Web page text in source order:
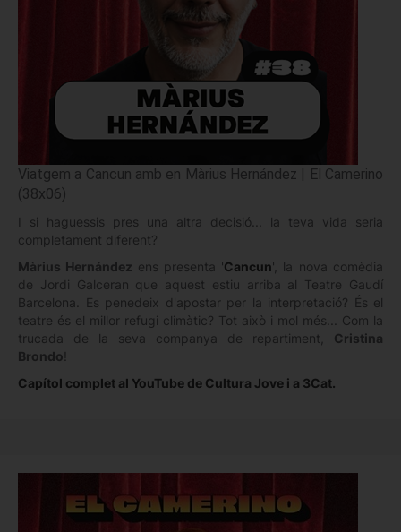
Viatgem a Cancun amb en Màrius Hernández | El Camerino
(38x06)
I si haguessis pres una altra decisió... la teva vida seria
completament diferent?
Màrius Hernández ens presenta 'Cancun', la nova comèdia
de Jordi Galceran que aquest estiu arriba al Teatre Gaudí
Barcelona. Es penedeix d'apostar per la interpretació? És el
teatre és el millor refugi climàtic? Tot això i mol més... Com la
trucada de la seva companya de repartiment, Cristina
Brondo
Capítol complet al YouTube de Cultura Jove i a 3Cat.